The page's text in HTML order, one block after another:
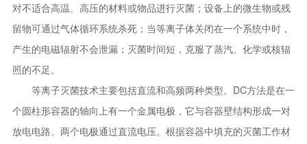
对不适合高温、高压的材料或物品进行灭菌；设备上的微生物或残
留物可通过气体循环系统杀死；当等离子体关闭在一个系统中时，
产生的电磁辐射不会泄漏；灭菌时间短，克服了蒸汽、化学或核辐
照的不足。
等离子灭菌技术主要包括直流和高频两种类型。DC方法是在一
个圆柱形容器的轴向上有一个金属电极，它与容器壁结构形成一对
放电电路。两个电极通过直流电压。根据容器中填充的灭菌工作材